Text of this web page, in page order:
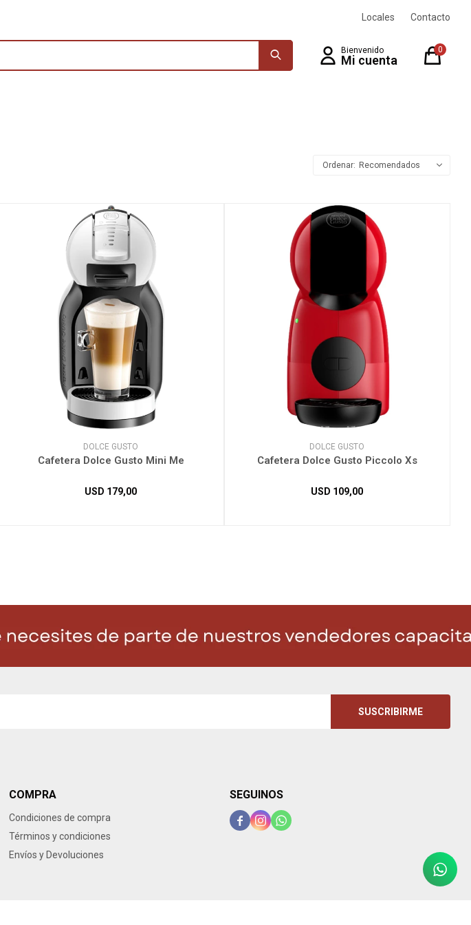
0
Locales Contacto
Recomendados
DOLCE GUSTO
Cafetera Dolce Gusto Mini Me
USD 179,00
DOLCE GUSTO
Cafetera Dolce Gusto Piccolo Xs
USD 109,00
SUSCRIBIRME
COMPRA
Condiciones de compra
Términos y condiciones
Envíos y Devoluciones
SEGUINOS
  